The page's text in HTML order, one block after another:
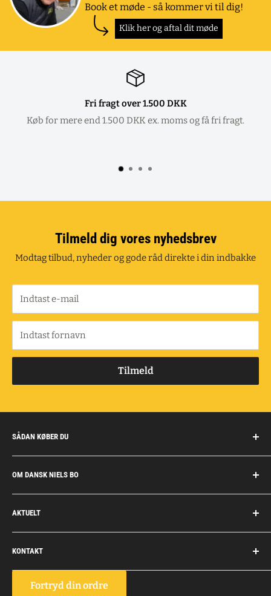
Book et møde - så kommer vi til dig!
Klik her og aftal dit møde
Fri fragt over 1.500 DKK
Køb for mere end 1.500 DKK ex. moms og få fri fragt.
Tilmeld dig vores nyhedsbrev
Modtag tilbud, nyheder og gode råd direkte i din indbakke
Indtast e-mail
Indtast fornavn
Tilmeld
SÅDAN KØBER DU
Handelsbetingelser
Fragt og retur
Privatkunder/erhverv
Fakturaaftale
OM DANSK NIELS BO
Om Dansk Niels Bo
Privatlivspolitik
Job
Personale
AKTUELT
Personlig rådgivning
Dokumentation
KONTAKT
Dansk Niels Bo
Vognmagervej 10, Snoghøj
Fortryd din ordre